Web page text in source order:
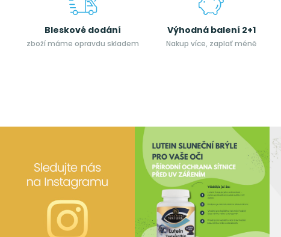
Bleskové dodání
zboží máme opravdu skladem
Výhodná balení 2+1
Nakup více, zaplať méně